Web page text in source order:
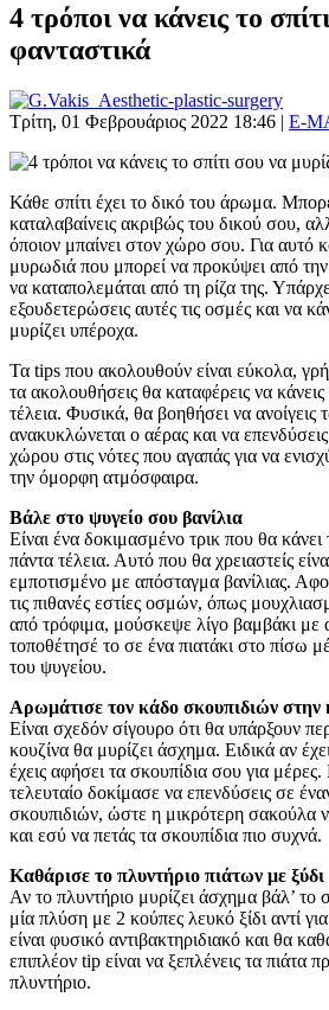
4 τρόποι να κάνεις το
φανταστικά
Τρίτη, 01 Φεβρουάριος 2022 18:46 | E-
Κάθε σπίτι έχει το δικό του άρωμα.
καταλαβαίνεις ακριβώς του δικού σου,
όποιον μπαίνει στον χώρο σου. Για αυτό
μυρωδιά που μπορεί να προκύψει από την
να καταπολεμάται από τη ρίζα της.
εξουδετερώσεις αυτές τις οσμές και να
μυρίζει υπέροχα.
Τα tips που ακολουθούν είναι εύκολα,
τα ακολουθήσεις θα καταφέρεις να κάνεις
τέλεια. Φυσικά, θα βοηθήσει να
ανακυκλώνεται ο αέρας και να
χώρου στις νότες που αγαπάς για να
την όμορφη ατμόσφαιρα.
Βάλε στο ψυγείο σου βανίλια
Είναι ένα δοκιμασμένο τρικ που θα κάνει
πάντα τέλεια. Αυτό που θα χρειαστείς
εμποτισμένο με απόσταγμα βανίλιας.
τις πιθανές εστίες οσμών, όπως
από τρόφιμα, μούσκεψε λίγο βαμβάκι με
τοποθέτησέ το σε ένα πιατάκι στο πίσω
του ψυγείου.
Αρωμάτισε τον κάδο σκουπιδιών στην
Είναι σχεδόν σίγουρο ότι θα υπάρξουν
κουζίνα θα μυρίζει άσχημα. Ειδικά αν
έχεις αφήσει τα σκουπίδια σου για μέρες.
τελευταίο δοκίμασε να επενδύσεις σε
σκουπιδιών, ώστε η μικρότερη σακούλα
και εσύ να πετάς τα σκουπίδια πιο συχνά.
Καθάρισε το πλυντήριο πιάτων με ξύδι
Αν το πλυντήριο μυρίζει άσχημα βάλ’ το
μία πλύση με 2 κούπες λευκό ξίδι αντί
είναι φυσικό αντιβακτηριδιακό και θα
επιπλέον tip είναι να ξεπλένεις τα πιάτα
πλυντήριο.